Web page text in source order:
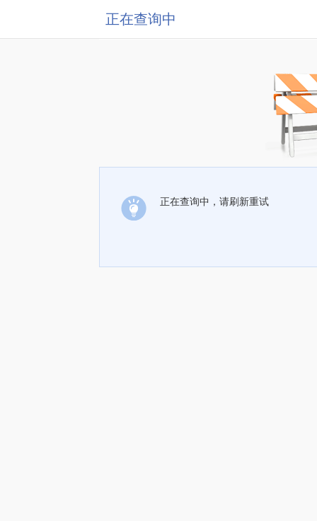
正在查询中
正在查询中，请刷新重试